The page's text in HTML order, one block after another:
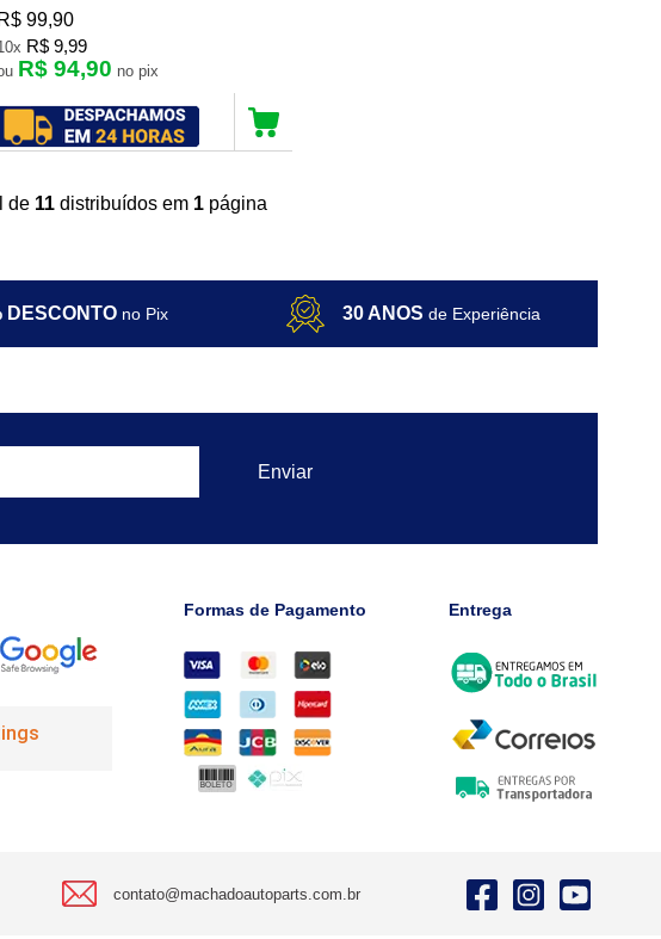
R$ 99,90
R$ 9,99
R$ 94,90 no pix
de 11distribuídos em 1página
DESCONTO no Pix 30 ANOS de Experiência
Formas de Pagamento Entrega
contato@machadoautoparts.com.br